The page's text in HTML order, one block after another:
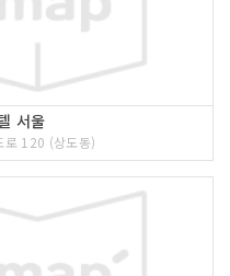
서울
로 120 (상도동)